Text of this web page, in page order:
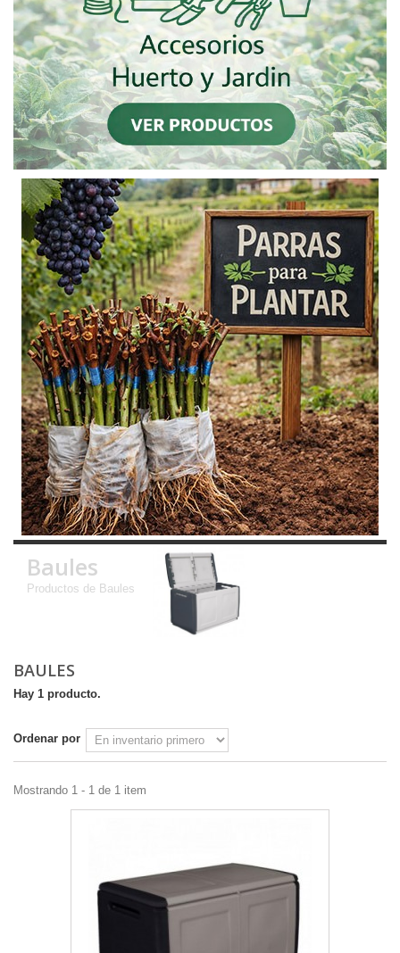
Baules
Productos de Baules
BAULES
Hay 1 producto.
Ordenar por
Mostrando 1 - 1 de 1 item